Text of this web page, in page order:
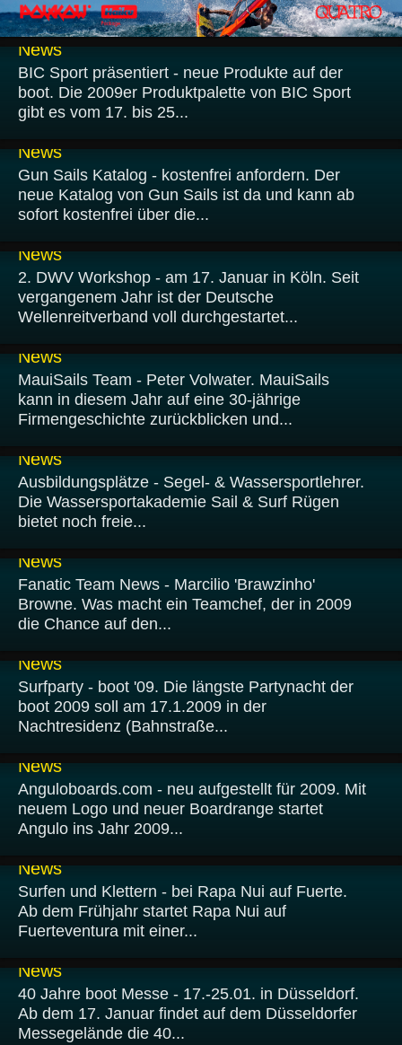
14.01.2009
News
BIC Sport präsentiert - neue Produkte auf der
boot. Die 2009er Produktpalette von BIC Sport
gibt es vom 17. bis 25...
News
Gun Sails Katalog - kostenfrei anfordern. Der
neue Katalog von Gun Sails ist da und kann ab
sofort kostenfrei über die...
News
2. DWV Workshop - am 17. Januar in Köln. Seit
vergangenem Jahr ist der Deutsche
Wellenreitverband voll durchgestartet...
News
MauiSails Team - Peter Volwater. MauiSails
kann in diesem Jahr auf eine 30-jährige
Firmengeschichte zurückblicken und...
News
Ausbildungsplätze - Segel- & Wassersportlehrer.
Die Wassersportakademie Sail & Surf Rügen
bietet noch freie...
News
Fanatic Team News - Marcilio 'Brawzinho'
Browne. Was macht ein Teamchef, der in 2009
die Chance auf den...
News
Surfparty - boot '09. Die längste Partynacht der
boot 2009 soll am 17.1.2009 in der
Nachtresidenz (Bahnstraße...
News
Anguloboards.com - neu aufgestellt für 2009. Mit
neuem Logo und neuer Boardrange startet
Angulo ins Jahr 2009...
News
Surfen und Klettern - bei Rapa Nui auf Fuerte.
Ab dem Frühjahr startet Rapa Nui auf
Fuerteventura mit einer...
News
40 Jahre boot Messe - 17.-25.01. in Düsseldorf.
Ab dem 17. Januar findet auf dem Düsseldorfer
Messegelände die 40...